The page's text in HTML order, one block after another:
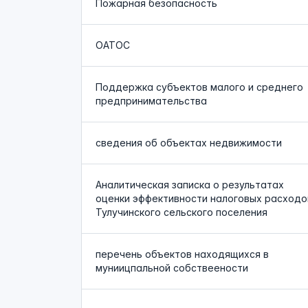
Пожарная безопасность
ОАТОС
Поддержка субъектов малого и среднего
предпринимательства
сведения об объектах недвижимости
Аналитическая записка о результатах
оценки эффективности налоговых
Тулучинского сельского поселения
перечень объектов находящихся в
муниицпальной собствеености